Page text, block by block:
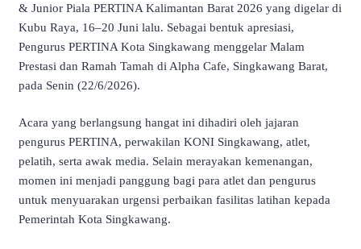
& Junior Piala PERTINA Kalimantan Barat 2026 yang digelar di
Kubu Raya, 16–20 Juni lalu. Sebagai bentuk apresiasi,
Pengurus PERTINA Kota Singkawang menggelar Malam
Prestasi dan Ramah Tamah di Alpha Cafe, Singkawang Barat,
pada Senin (22/6/2026).
​Acara yang berlangsung hangat ini dihadiri oleh jajaran
pengurus PERTINA, perwakilan KONI Singkawang, atlet,
pelatih, serta awak media. Selain merayakan kemenangan,
momen ini menjadi panggung bagi para atlet dan pengurus
untuk menyuarakan urgensi perbaikan fasilitas latihan kepada
Pemerintah Kota Singkawang.